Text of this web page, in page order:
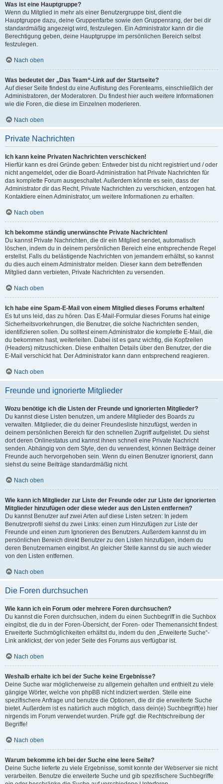
Was ist eine Hauptgruppe?
Wenn du Mitglied in mehr als einer Benutzergruppe bist, dient die
Hauptgruppe dazu, deine Gruppenfarbe sowie den Gruppenrang, der bei dir
standardmäßig angezeigt wird, festzulegen. Ein Administrator kann dir die
Berechtigung geben, deine Hauptgruppe im persönlichen Bereich selbst
festzulegen.
Nach oben
Was bedeutet der „Das Team“-Link auf der Startseite?
Auf dieser Seite findest du eine Auflistung des Forenteams, einschließlich der
Administratoren, der Moderatoren. Du findest hier auch weitere Informationen
wie die Foren, die diese im Einzelnen moderieren.
Nach oben
Private Nachrichten
Ich kann keine Privaten Nachrichten verschicken!
Hierfür kann es drei Gründe geben: Entweder bist du nicht registriert und / oder
nicht angemeldet, oder die Board-Administration hat Private Nachrichten für
das komplette Forum ausgeschaltet. Außerdem könnte es sein, dass der
Administrator dir das Recht, Private Nachrichten zu verschicken, entzogen hat.
Kontaktiere einen Administrator, um weitere Informationen zu erhalten.
Nach oben
Ich bekomme ständig unerwünschte Private Nachrichten!
Du kannst Private Nachrichten, die dir ein Mitglied sendet, automatisch
löschen, indem du in deinem persönlichen Bereich eine entsprechende Regel
erstellst. Falls du belästigende Nachrichten von jemandem erhältst, so kannst
du dies auch einem Administrator melden. Dieser kann dem betreffenden
Mitglied dann verbieten, Private Nachrichten zu versenden.
Nach oben
Ich habe eine Spam-E-Mail von einem Mitglied dieses Forums erhalten!
Es tut uns leid, das zu hören. Das E-Mail-Formular dieses Forums hat einige
Sicherheitsvorkehrungen, die Benutzer, die solche Nachrichten senden,
identifizieren sollen. Du solltest einem Administrator die komplette E-Mail, die
du bekommen hast, weiterleiten. Dabei ist es ganz wichtig, die Kopfzeilen
(Headers) mitzuschicken. Diese enthalten Details über den Benutzer, der die
E-Mail verschickt hat. Der Administrator kann dann entsprechend reagieren.
Nach oben
Freunde und ignorierte Mitglieder
Wozu benötige ich die Listen der Freunde und ignorierten Mitglieder?
Du kannst diese Listen benutzen, um andere Mitglieder des Boards zu
verwalten. Mitglieder, die du deiner Freundesliste hinzufügst, werden in
deinem persönlichen Bereich für den schnellen Zugriff aufgelistet. Du siehst
dort deren Onlinestatus und kannst ihnen schnell eine Private Nachricht
senden. Abhängig von dem Style, den du verwendest, können Beiträge deiner
Freunde auch hervorgehoben sein. Wenn du einen Benutzer ignorierst, dann
siehst du seine Beiträge standardmäßig nicht.
Nach oben
Wie kann ich Mitglieder zur Liste der Freunde oder zur Liste der ignorierten
Mitglieder hinzufügen oder diese wieder aus den Listen entfernen?
Du kannst Benutzer auf zwei Arten auf diese Listen setzen: In jedem
Benutzerprofil siehst du zwei Links: einen zum Hinzufügen zur Liste der
Freunde und einen zum Ignorieren des Benutzers. Außerdem kannst du im
persönlichen Bereich direkt Benutzer zu den Listen hinzufügen, indem du
deren Benutzernamen eingibst. An gleicher Stelle kannst du sie auch wieder
von den Listen entfernen.
Nach oben
Die Foren durchsuchen
Wie kann ich ein Forum oder mehrere Foren durchsuchen?
Du kannst die Foren durchsuchen, indem du einen Suchbegriff in die Suchbox
eingibst, die du in der Foren-Übersicht, der Foren- oder Themenansicht findest.
Erweiterte Suchmöglichkeiten erhältst du, indem du den „Erweiterte Suche“-
Link anklickst, der von jeder Seite des Forums aus verfügbar ist.
Nach oben
Weshalb erhalte ich bei der Suche keine Ergebnisse?
Deine Suche war möglicherweise zu allgemein gehalten und enthielt zu viele
gängige Wörter, welche von phpBB nicht indiziert werden. Stelle eine
spezifischere Anfrage und benutze die Optionen, die dir die erweiterte Suche
bietet. Außerdem ist es natürlich auch möglich, dass dein(e) Suchbegriff(e) hier
nirgends im Forum verwendet wurden. Prüfe ggf. die Rechtschreibung der
Begriffe!
Nach oben
Warum bekomme ich bei der Suche eine leere Seite?
Deine Suche lieferte zu viele Ergebnisse, somit konnte der Webserver sie nicht
verarbeiten. Benutze die erweiterte Suche und gib spezifischere Suchbegriffe